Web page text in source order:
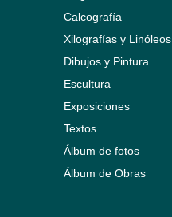
Calcografía
Xilografías y Linóleos
Dibujos y Pintura
Escultura
Exposiciones
Textos
Álbum de fotos
Álbum de Obras